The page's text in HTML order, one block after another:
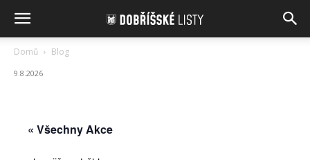
Domů Blog
9.8.2026
« Všechny Akce